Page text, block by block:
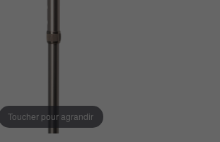
Toucher pour agrandir